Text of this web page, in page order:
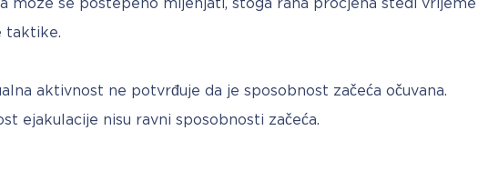
može se postepeno mijenjati, stoga rana procjena štedi vrijeme
taktike.
aktivnost ne potvrđuje da je sposobnost začeća očuvana.
ejakulacije nisu ravni sposobnosti začeća.